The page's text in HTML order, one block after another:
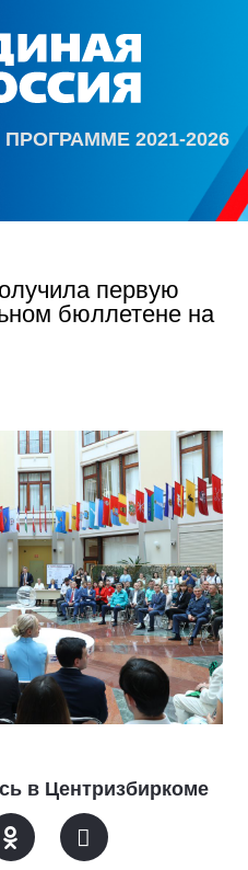
2021-2026
первую
бюллетене на
в Центризбиркоме